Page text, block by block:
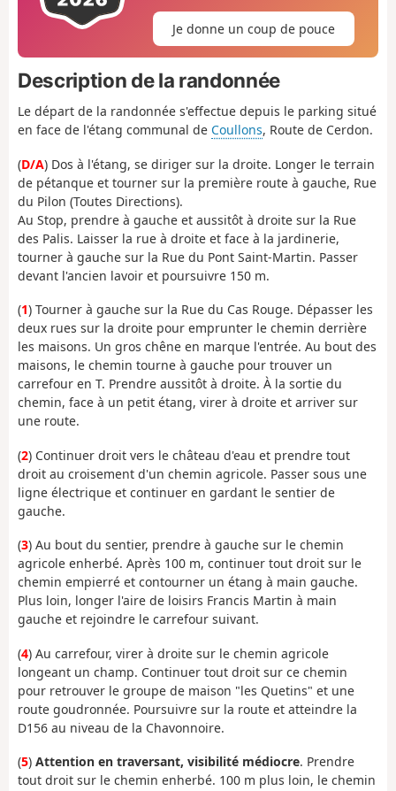
Je donne un coup de pouce
Description de la randonnée
Le départ de la randonnée s'effectue depuis le parking situé
en face de l'étang communal de Coullons, Route de Cerdon.
(D/A) Dos à l'étang, se diriger sur la droite. Longer le terrain
de pétanque et tourner sur la première route à gauche, Rue
du Pilon (Toutes Directions).
Au Stop, prendre à gauche et aussitôt à droite sur la Rue
des Palis. Laisser la rue à droite et face à la jardinerie,
tourner à gauche sur la Rue du Pont Saint-Martin. Passer
devant l'ancien lavoir et poursuivre 150 m.
(1) Tourner à gauche sur la Rue du Cas Rouge. Dépasser les
deux rues sur la droite pour emprunter le chemin derrière
les maisons. Un gros chêne en marque l'entrée. Au bout des
maisons, le chemin tourne à gauche pour trouver un
carrefour en T. Prendre aussitôt à droite. À la sortie du
chemin, face à un petit étang, virer à droite et arriver sur
une route.
(2) Continuer droit vers le château d'eau et prendre tout
droit au croisement d'un chemin agricole. Passer sous une
ligne électrique et continuer en gardant le sentier de
gauche.
(3) Au bout du sentier, prendre à gauche sur le chemin
agricole enherbé. Après 100 m, continuer tout droit sur le
chemin empierré et contourner un étang à main gauche.
Plus loin, longer l'aire de loisirs Francis Martin à main
gauche et rejoindre le carrefour suivant.
(4) Au carrefour, virer à droite sur le chemin agricole
longeant un champ. Continuer tout droit sur ce chemin
pour retrouver le groupe de maison "les Quetins" et une
route goudronnée. Poursuivre sur la route et atteindre la
D156 au niveau de la Chavonnoire.
(5) Attention en traversant, visibilité médiocre. Prendre
tout droit sur le chemin enherbé. 100 m plus loin, le chemin